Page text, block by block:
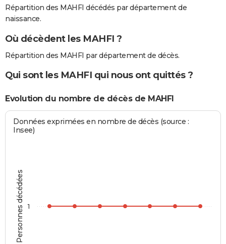
Répartition des MAHFI décédés par département de
naissance.
Où décèdent les MAHFI ?
Répartition des MAHFI par département de décès.
Qui sont les MAHFI qui nous ont quittés ?
Evolution du nombre de décès de MAHFI
Personnes décédées
Données exprimées en nombre de décès (source :
Insee)
1